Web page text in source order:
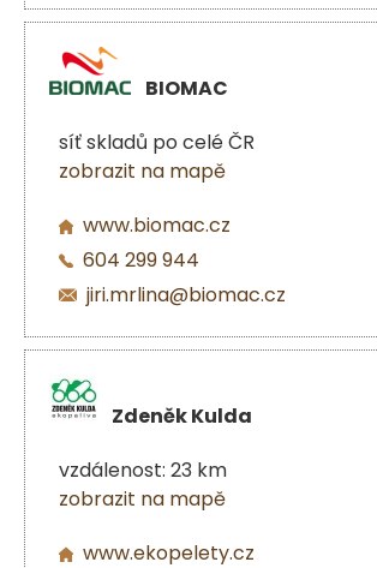
BIOMAC
síť skladů po celé ČR
zobrazit na mapě
www.biomac.cz
604 299 944
jiri.mrlina@biomac.cz
Zdeněk Kulda
vzdálenost: 23 km
zobrazit na mapě
www.ekopelety.cz